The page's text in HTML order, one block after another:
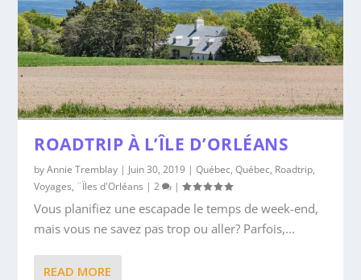
ROADTRIP À L’ÎLE D’ORLÉANS
byAnnie Tremblay | Juin 30, 2019 |Québec,Québec, Roadtrip,
Voyages, ¨Ïles d'Orléans |2 |
Vous planifiez une escapade le temps de week-end,
mais vous ne savez pas trop ou aller? Parfois,...
READ MORE